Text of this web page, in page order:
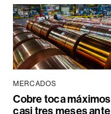
MERCADOS
Cobre toca
casi tres meses